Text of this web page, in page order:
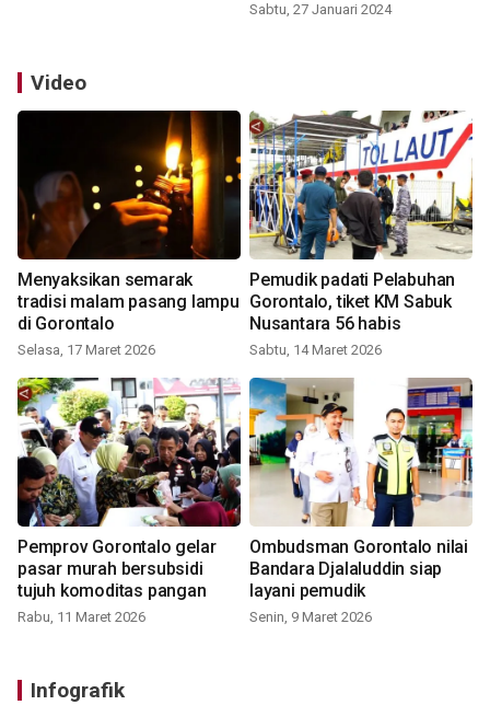
Sabtu, 27 Januari 2024
Video
Menyaksikan semarak
tradisi malam pasang lampu
di Gorontalo
Selasa, 17 Maret 2026
Pemudik padati Pelabuhan
Gorontalo, tiket KM Sabuk
Nusantara 56 habis
Sabtu, 14 Maret 2026
Pemprov Gorontalo gelar
pasar murah bersubsidi
tujuh komoditas pangan
Rabu, 11 Maret 2026
Ombudsman Gorontalo nilai
Bandara Djalaluddin siap
layani pemudik
Senin, 9 Maret 2026
Infografik